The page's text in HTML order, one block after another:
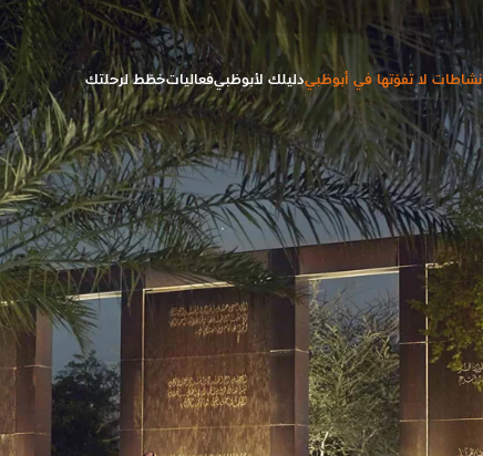
نشاطات لا تفوّتها في أبوظبيدليلك لأبوظبيفعالياتخطّط لرحلتك